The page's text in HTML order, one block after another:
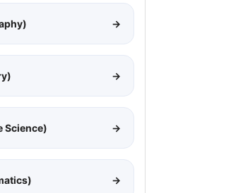
→
→
Science) →
→